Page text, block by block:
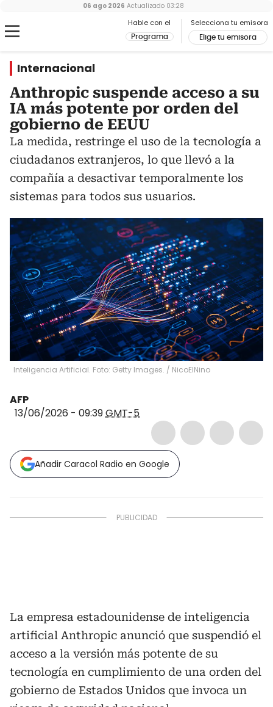
Hable con el
Programa
Selecciona tu emisora
Elige tu emisora
06 ago 2026 Actualizado 03:28
Internacional
Anthropic suspende acceso a su
IA más potente por orden del
gobierno de EEUU
La medida, restringe el uso de la tecnología a
ciudadanos extranjeros, lo que llevó a la
compañía a desactivar temporalmente los
sistemas para todos sus usuarios.
Inteligencia Artificial. Foto: Getty Images. / NicoElNino
AFP
13/06/2026 - 09:39GMT-5
Añadir Caracol Radio en Google
La empresa estadounidense de inteligencia
artificial Anthropic anunció que suspendió el
acceso a la versión más potente de su
tecnología en cumplimiento de una orden del
gobierno de Estados Unidos que invoca un